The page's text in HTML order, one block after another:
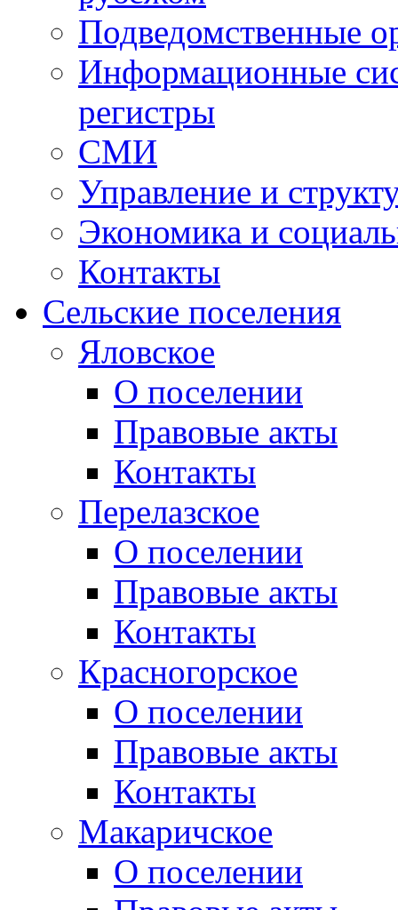
Подведомственные
Информационные
регистры
СМИ
Управление и
Экономика и
Контакты
Сельские поселения
Яловское
О поселении
Правовые акты
Контакты
Перелазское
О поселении
Правовые акты
Контакты
Красногорское
О поселении
Правовые акты
Контакты
Макаричское
О поселении